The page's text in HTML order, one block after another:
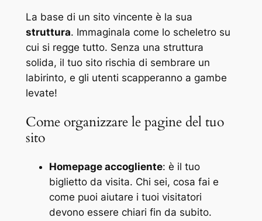
La base di un sito vincente è la sua
struttura. Immaginala come lo scheletro su
cui si regge tutto. Senza una struttura
solida, il tuo sito rischia di sembrare un
labirinto, e gli utenti scapperanno a gambe
levate!
Come organizzare le pagine del tuo
sito
Homepage accogliente: è il tuo
biglietto da visita. Chi sei, cosa fai e
come puoi aiutare i tuoi visitatori
devono essere chiari fin da subito.